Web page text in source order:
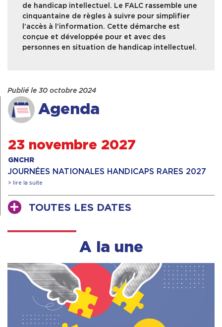
de handicap intellectuel. Le FALC rassemble une
cinquantaine de règles à suivre pour simplifier
l’accès à l’information. Cette démarche est
conçue et développée pour et avec des
personnes en situation de handicap intellectuel.
Publié le 30 octobre 2024
Agenda
23 novembre 2027
GNCHR
JOURNÉES NATIONALES HANDICAPS RARES 2027
> lire la suite
TOUTES LES DATES
A la une